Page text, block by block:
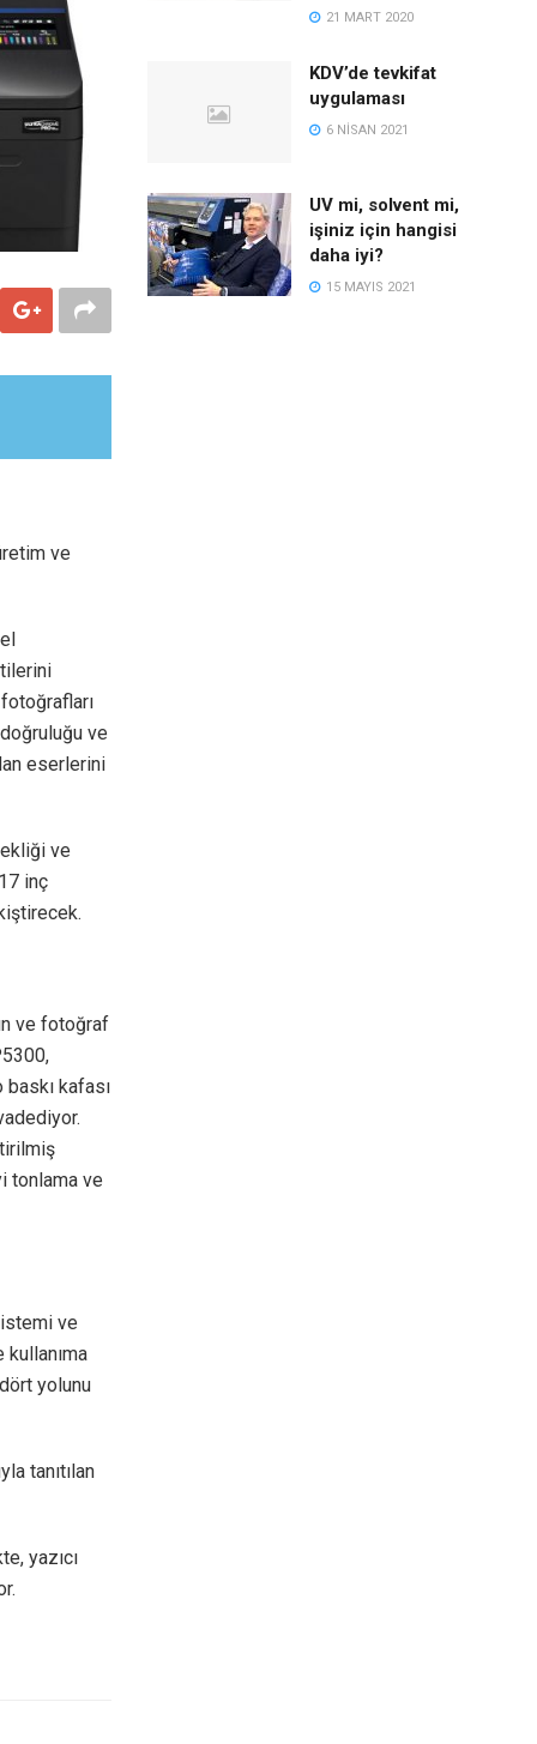
ve
ve
eserlerini
ve
inç
ve fotoğraf
kafası
tonlama ve
ve
yolunu
tanıtılan
yazıcı
21 MART 2020
KDV’de tevkifat
uygulaması
6 NISAN 2021
UV mi, solvent mi,
işiniz için hangisi
daha iyi?
15 MAYIS 2021